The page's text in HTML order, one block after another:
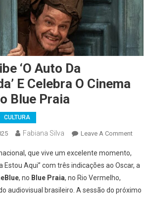
‘O Auto Da
E Celebra O Cinema
Blue Praia
CULTURA
Fabiana Silva Leave A CommentOn
‘O
Da
que vive um excelente momento,
Estou Aqui” com três indicações ao Oscar, a
, no Blue Praia, no Rio Vermelho,
audiovisual brasileiro. A sessão do próximo